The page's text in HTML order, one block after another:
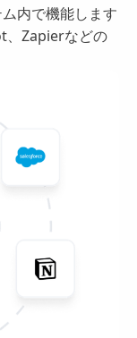
内で機能します
、Zapierなどの